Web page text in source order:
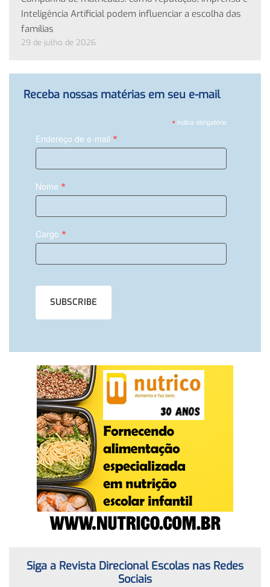
Inteligência Artificial podem influenciar a escolha das
famílias
29 de julho de 2026
Receba nossas matérias em seu e-mail
*indica obrigatório
Endereço de e-mail *
Nome *
Cargo *
Siga a Revista Direcional Escolas nas Redes
Sociais